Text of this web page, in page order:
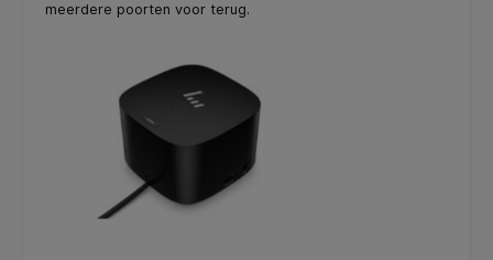
meerdere poorten voor terug.